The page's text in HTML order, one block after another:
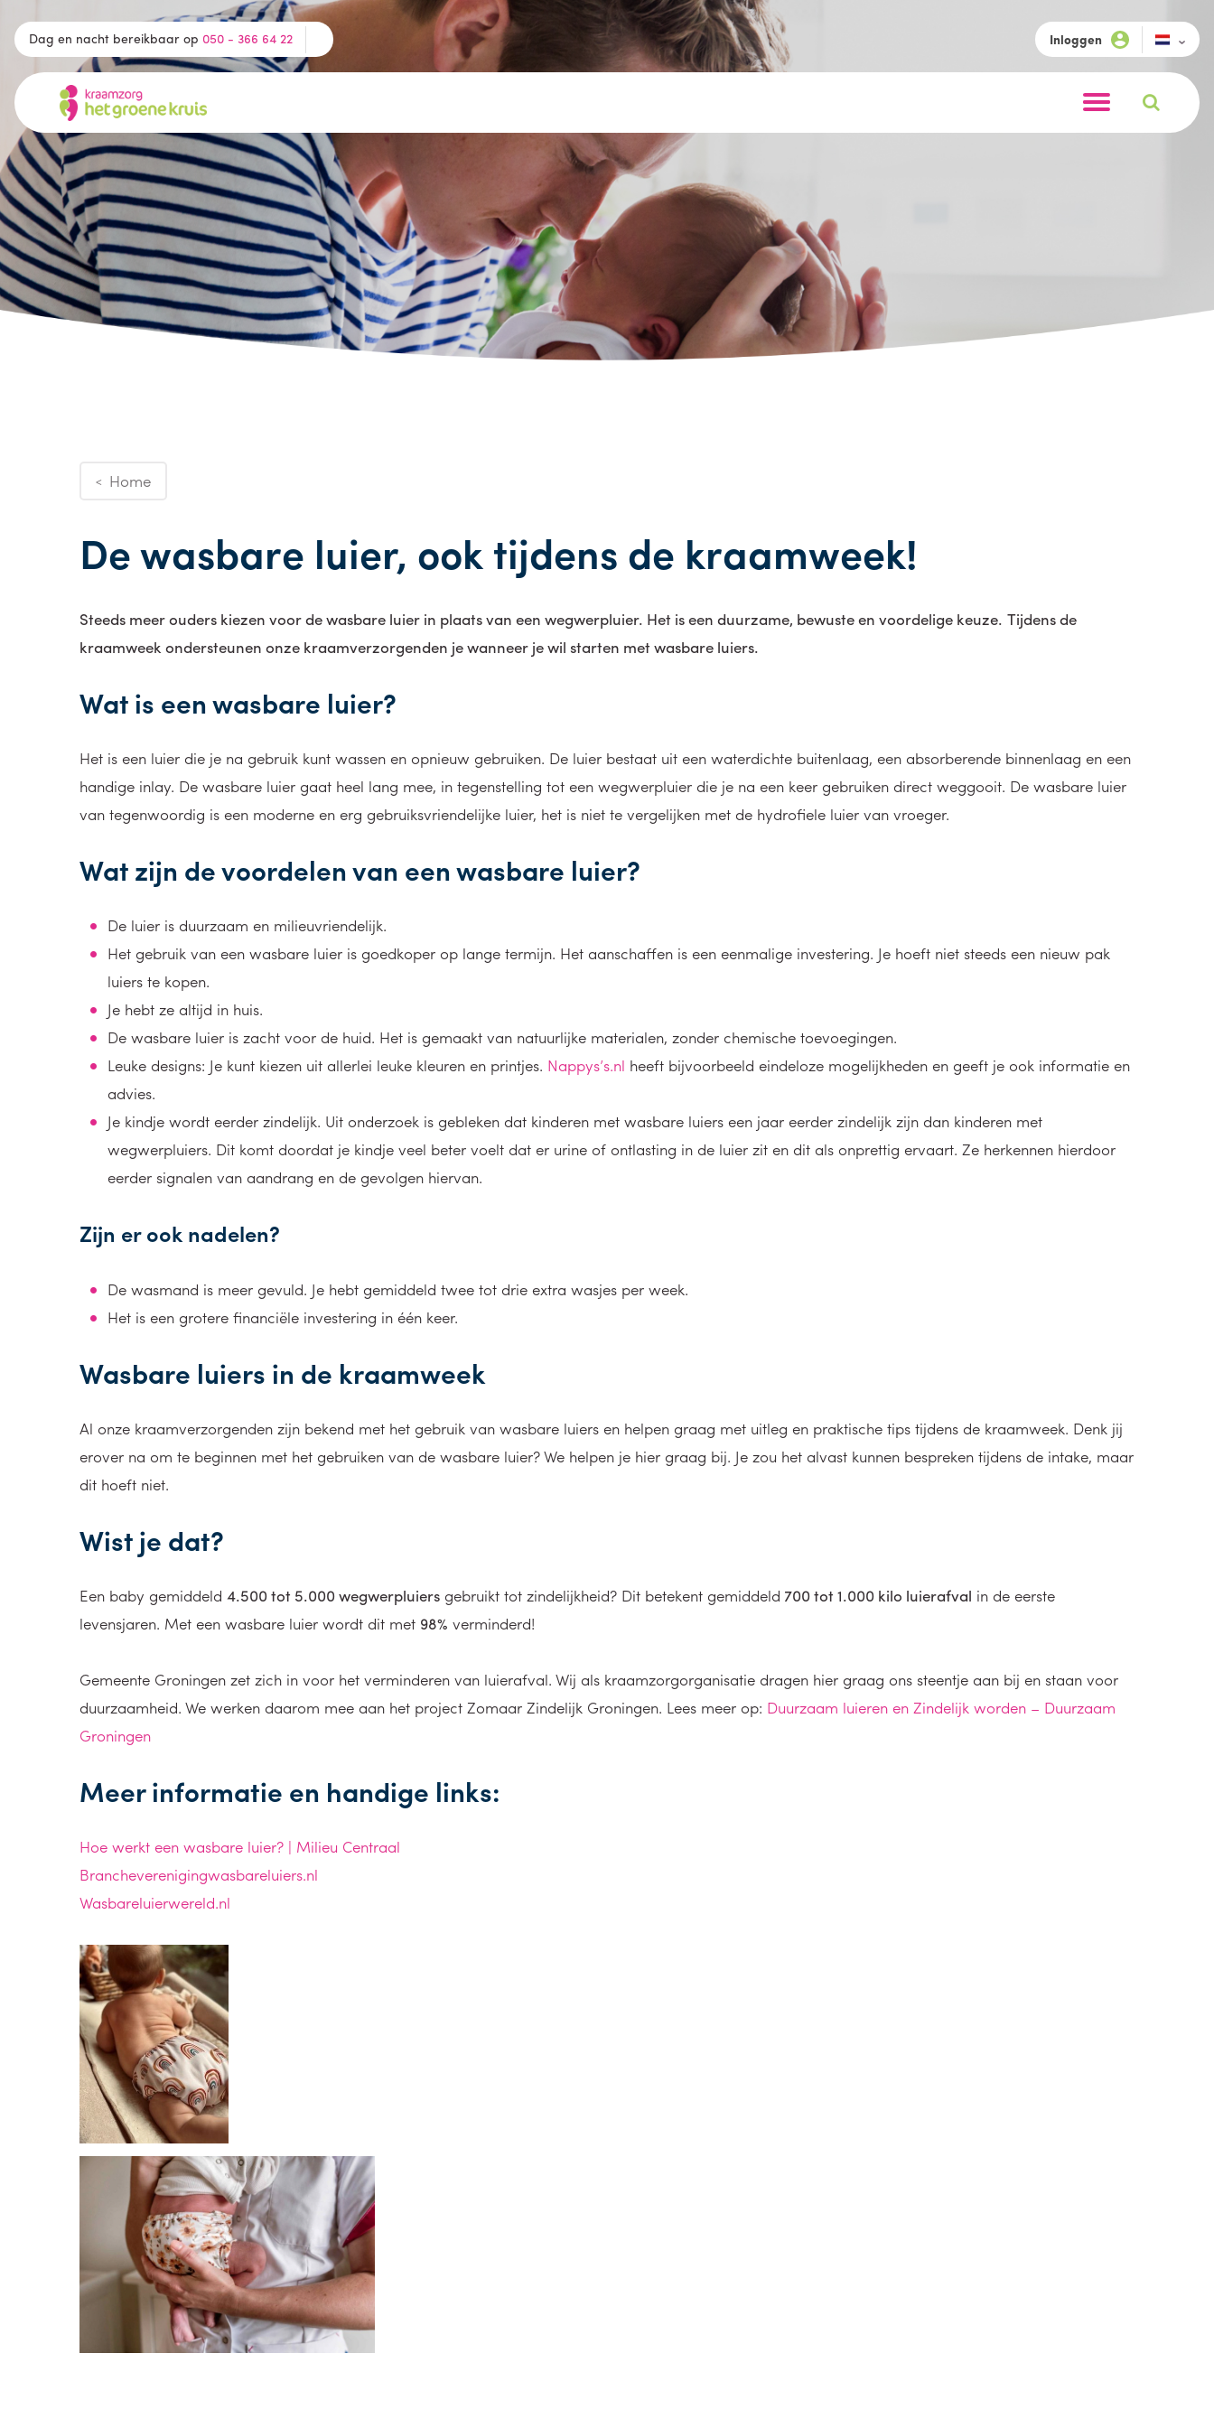
Dag en nacht bereikbaar op 050 - 366 64 22 Inloggen
< Home
De wasbare luier, ook tijdens de kraamweek!
Steeds meer ouders kiezen voor de wasbare luier in plaats van een wegwerpluier. Het is een duurzame, bewuste en voordelige keuze. Tijdens de
kraamweek ondersteunen onze kraamverzorgenden je wanneer je wil starten met wasbare luiers.
Wat is een wasbare luier?
Het is een luier die je na gebruik kunt wassen en opnieuw gebruiken. De luier bestaat uit een waterdichte buitenlaag, een absorberende binnenlaag en een
handige inlay. De wasbare luier gaat heel lang mee, in tegenstelling tot een wegwerpluier die je na een keer gebruiken direct weggooit. De wasbare luier
van tegenwoordig is een moderne en erg gebruiksvriendelijke luier, het is niet te vergelijken met de hydrofiele luier van vroeger.
Wat zijn de voordelen van een wasbare luier?
De luier is duurzaam en milieuvriendelijk.
Het gebruik van een wasbare luier is goedkoper op lange termijn. Het aanschaffen is een eenmalige investering. Je hoeft niet steeds een nieuw pak
luiers te kopen.
Je hebt ze altijd in huis.
De wasbare luier is zacht voor de huid. Het is gemaakt van natuurlijke materialen, zonder chemische toevoegingen.
Leuke designs: Je kunt kiezen uit allerlei leuke kleuren en printjes. Nappys’s.nl heeft bijvoorbeeld eindeloze mogelijkheden en geeft je ook informatie en
advies.
Je kindje wordt eerder zindelijk. Uit onderzoek is gebleken dat kinderen met wasbare luiers een jaar eerder zindelijk zijn dan kinderen met
wegwerpluiers. Dit komt doordat je kindje veel beter voelt dat er urine of ontlasting in de luier zit en dit als onprettig ervaart. Ze herkennen hierdoor
eerder signalen van aandrang en de gevolgen hiervan.
Zijn er ook nadelen?
De wasmand is meer gevuld. Je hebt gemiddeld twee tot drie extra wasjes per week.
Het is een grotere financiële investering in één keer.
Wasbare luiers in de kraamweek
Al onze kraamverzorgenden zijn bekend met het gebruik van wasbare luiers en helpen graag met uitleg en praktische tips tijdens de kraamweek. Denk jij
erover na om te beginnen met het gebruiken van de wasbare luier? We helpen je hier graag bij. Je zou het alvast kunnen bespreken tijdens de intake, maar
dit hoeft niet.
Wist je dat?
Een baby gemiddeld 4.500 tot 5.000 wegwerpluiers gebruikt tot zindelijkheid? Dit betekent gemiddeld 700 tot 1.000 kilo luierafval in de eerste
levensjaren. Met een wasbare luier wordt dit met 98% verminderd!
Gemeente Groningen zet zich in voor het verminderen van luierafval. Wij als kraamzorgorganisatie dragen hier graag ons steentje aan bij en staan voor
duurzaamheid. We werken daarom mee aan het project Zomaar Zindelijk Groningen. Lees meer op: Duurzaam luieren en Zindelijk worden – Duurzaam
Groningen
Meer informatie en handige links:
Hoe werkt een wasbare luier? | Milieu Centraal
Brancheverenigingwasbareluiers.nl
Wasbareluierwereld.nl